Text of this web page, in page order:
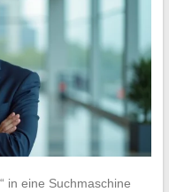
in eine Suchmaschine